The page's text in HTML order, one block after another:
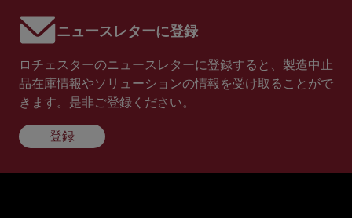
ニュースレターに登録
ロチェスターのニュースレターに登録すると、製造中止
品在庫情報やソリューションの情報を受け取ることがで
きます。是非ご登録ください。
登録